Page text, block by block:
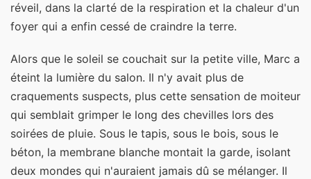
réveil, dans la clarté de la respiration et la chaleur d'un
foyer qui a enfin cessé de craindre la terre.
Alors que le soleil se couchait sur la petite ville, Marc a
éteint la lumière du salon. Il n'y avait plus de
craquements suspects, plus cette sensation de moiteur
qui semblait grimper le long des chevilles lors des
soirées de pluie. Sous le tapis, sous le bois, sous le
béton, la membrane blanche montait la garde, isolant
deux mondes qui n'auraient jamais dû se mélanger. Il